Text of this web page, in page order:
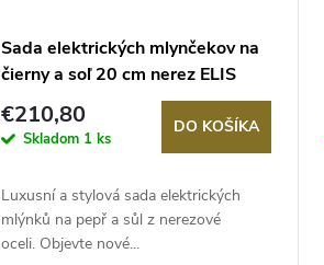
Sada elektrických mlynčekov na
čierny a soľ 20 cm nerez ELIS
SENSE DUO, PEUGEOT
€210,80
Skladom 1 ks
DO KOŠÍKA
Luxusní a stylová sada elektrických
mlýnků na pepř a sůl z nerezové
oceli. Objevte nové...